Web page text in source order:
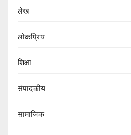
लेख
लोकप्रिय
शिक्षा
संपादकीय
सामाजिक